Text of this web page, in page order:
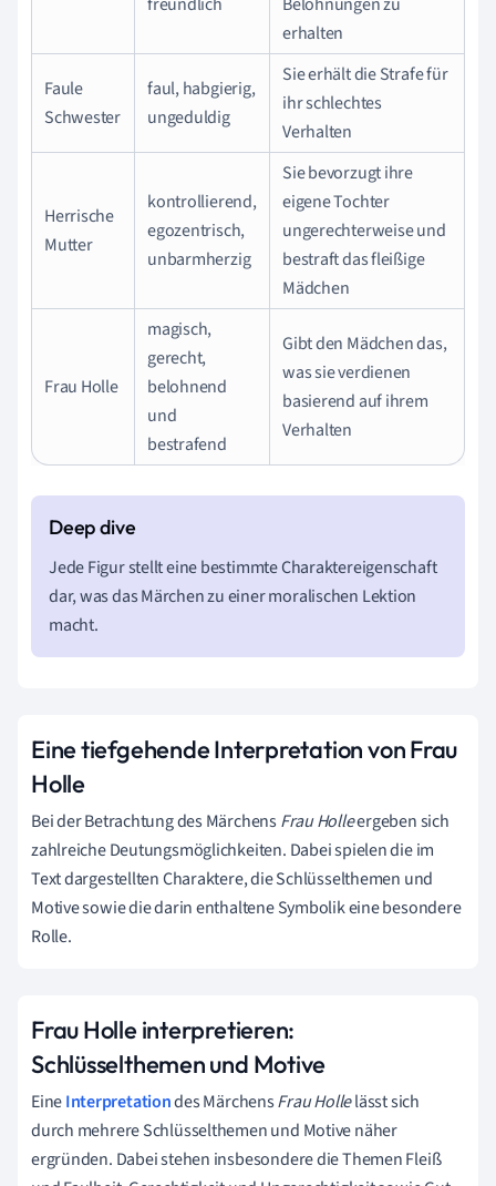
erhalten
Faule
Schwester
faul, habgierig,
ungeduldig
Sie erhält die Strafe für
ihr schlechtes
Verhalten
Herrische
Mutter
kontrollierend,
egozentrisch,
unbarmherzig
Sie bevorzugt ihre
eigene Tochter
ungerechterweise und
bestraft das fleißige
Mädchen
Frau Holle
magisch,
gerecht,
belohnend
und
bestrafend
Gibt den Mädchen das,
was sie verdienen
basierend auf ihrem
Verhalten
Jede Figur stellt eine bestimmte Charaktereigenschaft
dar, was das Märchen zu einer moralischen Lektion
macht.
Eine tiefgehende Interpretation von Frau
Holle
Bei der Betrachtung des MärchensFrau Holleergeben sich
zahlreiche Deutungsmöglichkeiten. Dabei spielen die im
Text dargestellten Charaktere, die Schlüsselthemen und
Motive sowie die darin enthaltene Symbolik eine besondere
Rolle.
Frau Holle interpretieren:
Schlüsselthemen und Motive
EineInterpretationdes MärchensFrau Hollelässt sich
durch mehrere Schlüsselthemen und Motive näher
ergründen. Dabei stehen insbesondere die Themen Fleiß